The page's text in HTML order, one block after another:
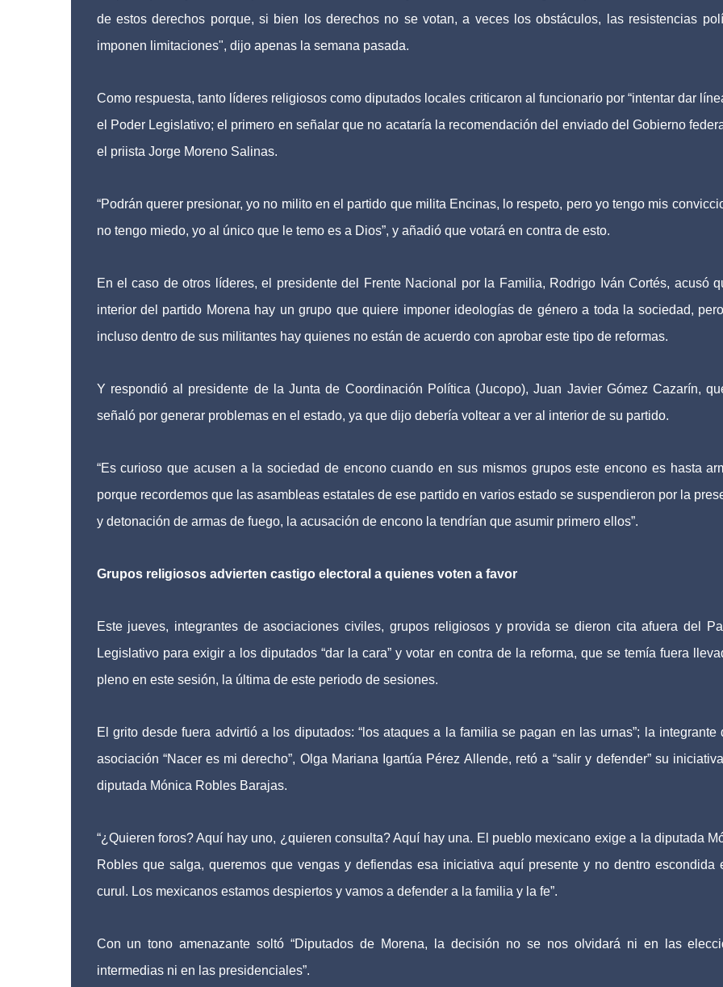
de estos derechos porque, si bien los derechos no se votan, a veces los obstáculos, las resistencias
imponen limitaciones", dijo apenas la semana pasada.
Como respuesta, tanto líderes religiosos como diputados locales criticaron al funcionario por “intentar dar
el Poder Legislativo; el primero en señalar que no acataría la recomendación del enviado del Gobierno
el priista Jorge Moreno Salinas.
“Podrán querer presionar, yo no milito en el partido que milita Encinas, lo respeto, pero yo tengo mis
no tengo miedo, yo al único que le temo es a Dios”, y añadió que votará en contra de esto.
En el caso de otros líderes, el presidente del Frente Nacional por la Familia, Rodrigo Iván Cortés, acusó
interior del partido Morena hay un grupo que quiere imponer ideologías de género a toda la sociedad,
incluso dentro de sus militantes hay quienes no están de acuerdo con aprobar este tipo de reformas.
Y respondió al presidente de la Junta de Coordinación Política (Jucopo), Juan Javier Gómez Cazarín,
señaló por generar problemas en el estado, ya que dijo debería voltear a ver al interior de su partido.
“Es curioso que acusen a la sociedad de encono cuando en sus mismos grupos este encono es hasta
porque recordemos que las asambleas estatales de ese partido en varios estado se suspendieron por la
y detonación de armas de fuego, la acusación de encono la tendrían que asumir primero ellos”.
Grupos religiosos advierten castigo electoral a quienes voten a favor
Este jueves, integrantes de asociaciones civiles, grupos religiosos y provida se dieron cita afuera del
Legislativo para exigir a los diputados “dar la cara” y votar en contra de la reforma, que se temía fuera
pleno en este sesión, la última de este periodo de sesiones.
El grito desde fuera advirtió a los diputados: “los ataques a la familia se pagan en las urnas”; la integrante
asociación “Nacer es mi derecho”, Olga Mariana Igartúa Pérez Allende, retó a “salir y defender” su
diputada Mónica Robles Barajas.
“¿Quieren foros? Aquí hay uno, ¿quieren consulta? Aquí hay una. El pueblo mexicano exige a la diputada
Robles que salga, queremos que vengas y defiendas esa iniciativa aquí presente y no dentro escondida
curul. Los mexicanos estamos despiertos y vamos a defender a la familia y la fe”.
Con un tono amenazante soltó “Diputados de Morena, la decisión no se nos olvidará ni en las
intermedias ni en las presidenciales”.